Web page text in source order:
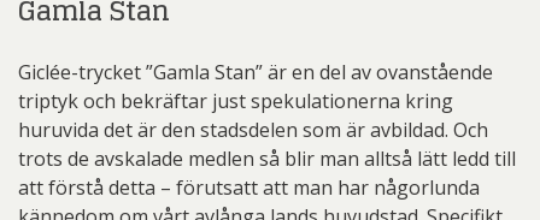
Gamla Stan
Giclée-trycket ”Gamla Stan” är en del av ovanstående
triptyk och bekräftar just spekulationerna kring
huruvida det är den stadsdelen som är avbildad. Och
trots de avskalade medlen så blir man alltså lätt ledd till
att förstå detta – förutsatt att man har någorlunda